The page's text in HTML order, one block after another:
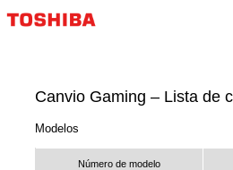
Canvio Gaming – Lista de
Modelos
Número de modelo